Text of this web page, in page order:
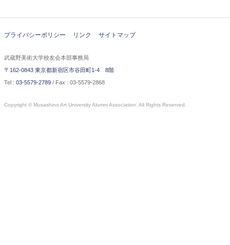
プライバシーポリシー リンク サイトマップ
武蔵野美術大学校友会本部事務局
〒162-0843 東京都新宿区市谷田町1-4 8階
Tel : 03-5579-2789 / Fax : 03-5579-2868
Copyright © Musashino Art University Alumni Association. All Rights Reserved.